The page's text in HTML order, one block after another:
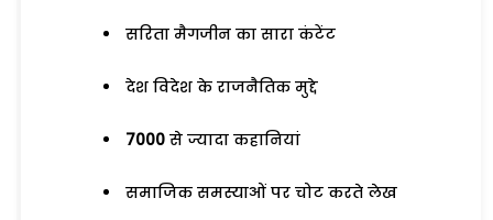
सरिता मैगजीन का सारा कंटेंट
देश विदेश के राजनैतिक मुद्दे
7000 से ज्यादा कहानियां
समाजिक समस्याओं पर चोट करते लेख